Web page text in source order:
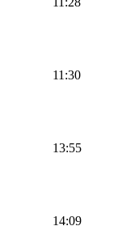
11:30
13:55
14:09